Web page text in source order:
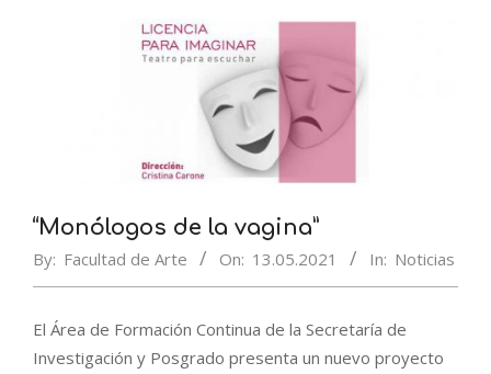
“Monólogos de la vagina”
By: Facultad de Arte On: 13.05.2021 In: Noticias
El Área de Formación Continua de la Secretaría de
Investigación y Posgrado presenta un nuevo proyecto